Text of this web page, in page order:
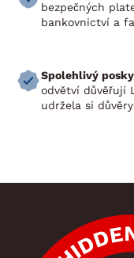
bezpečných
bankovnictví a
Spolehlivý
odvětví důvěřují
udržela si